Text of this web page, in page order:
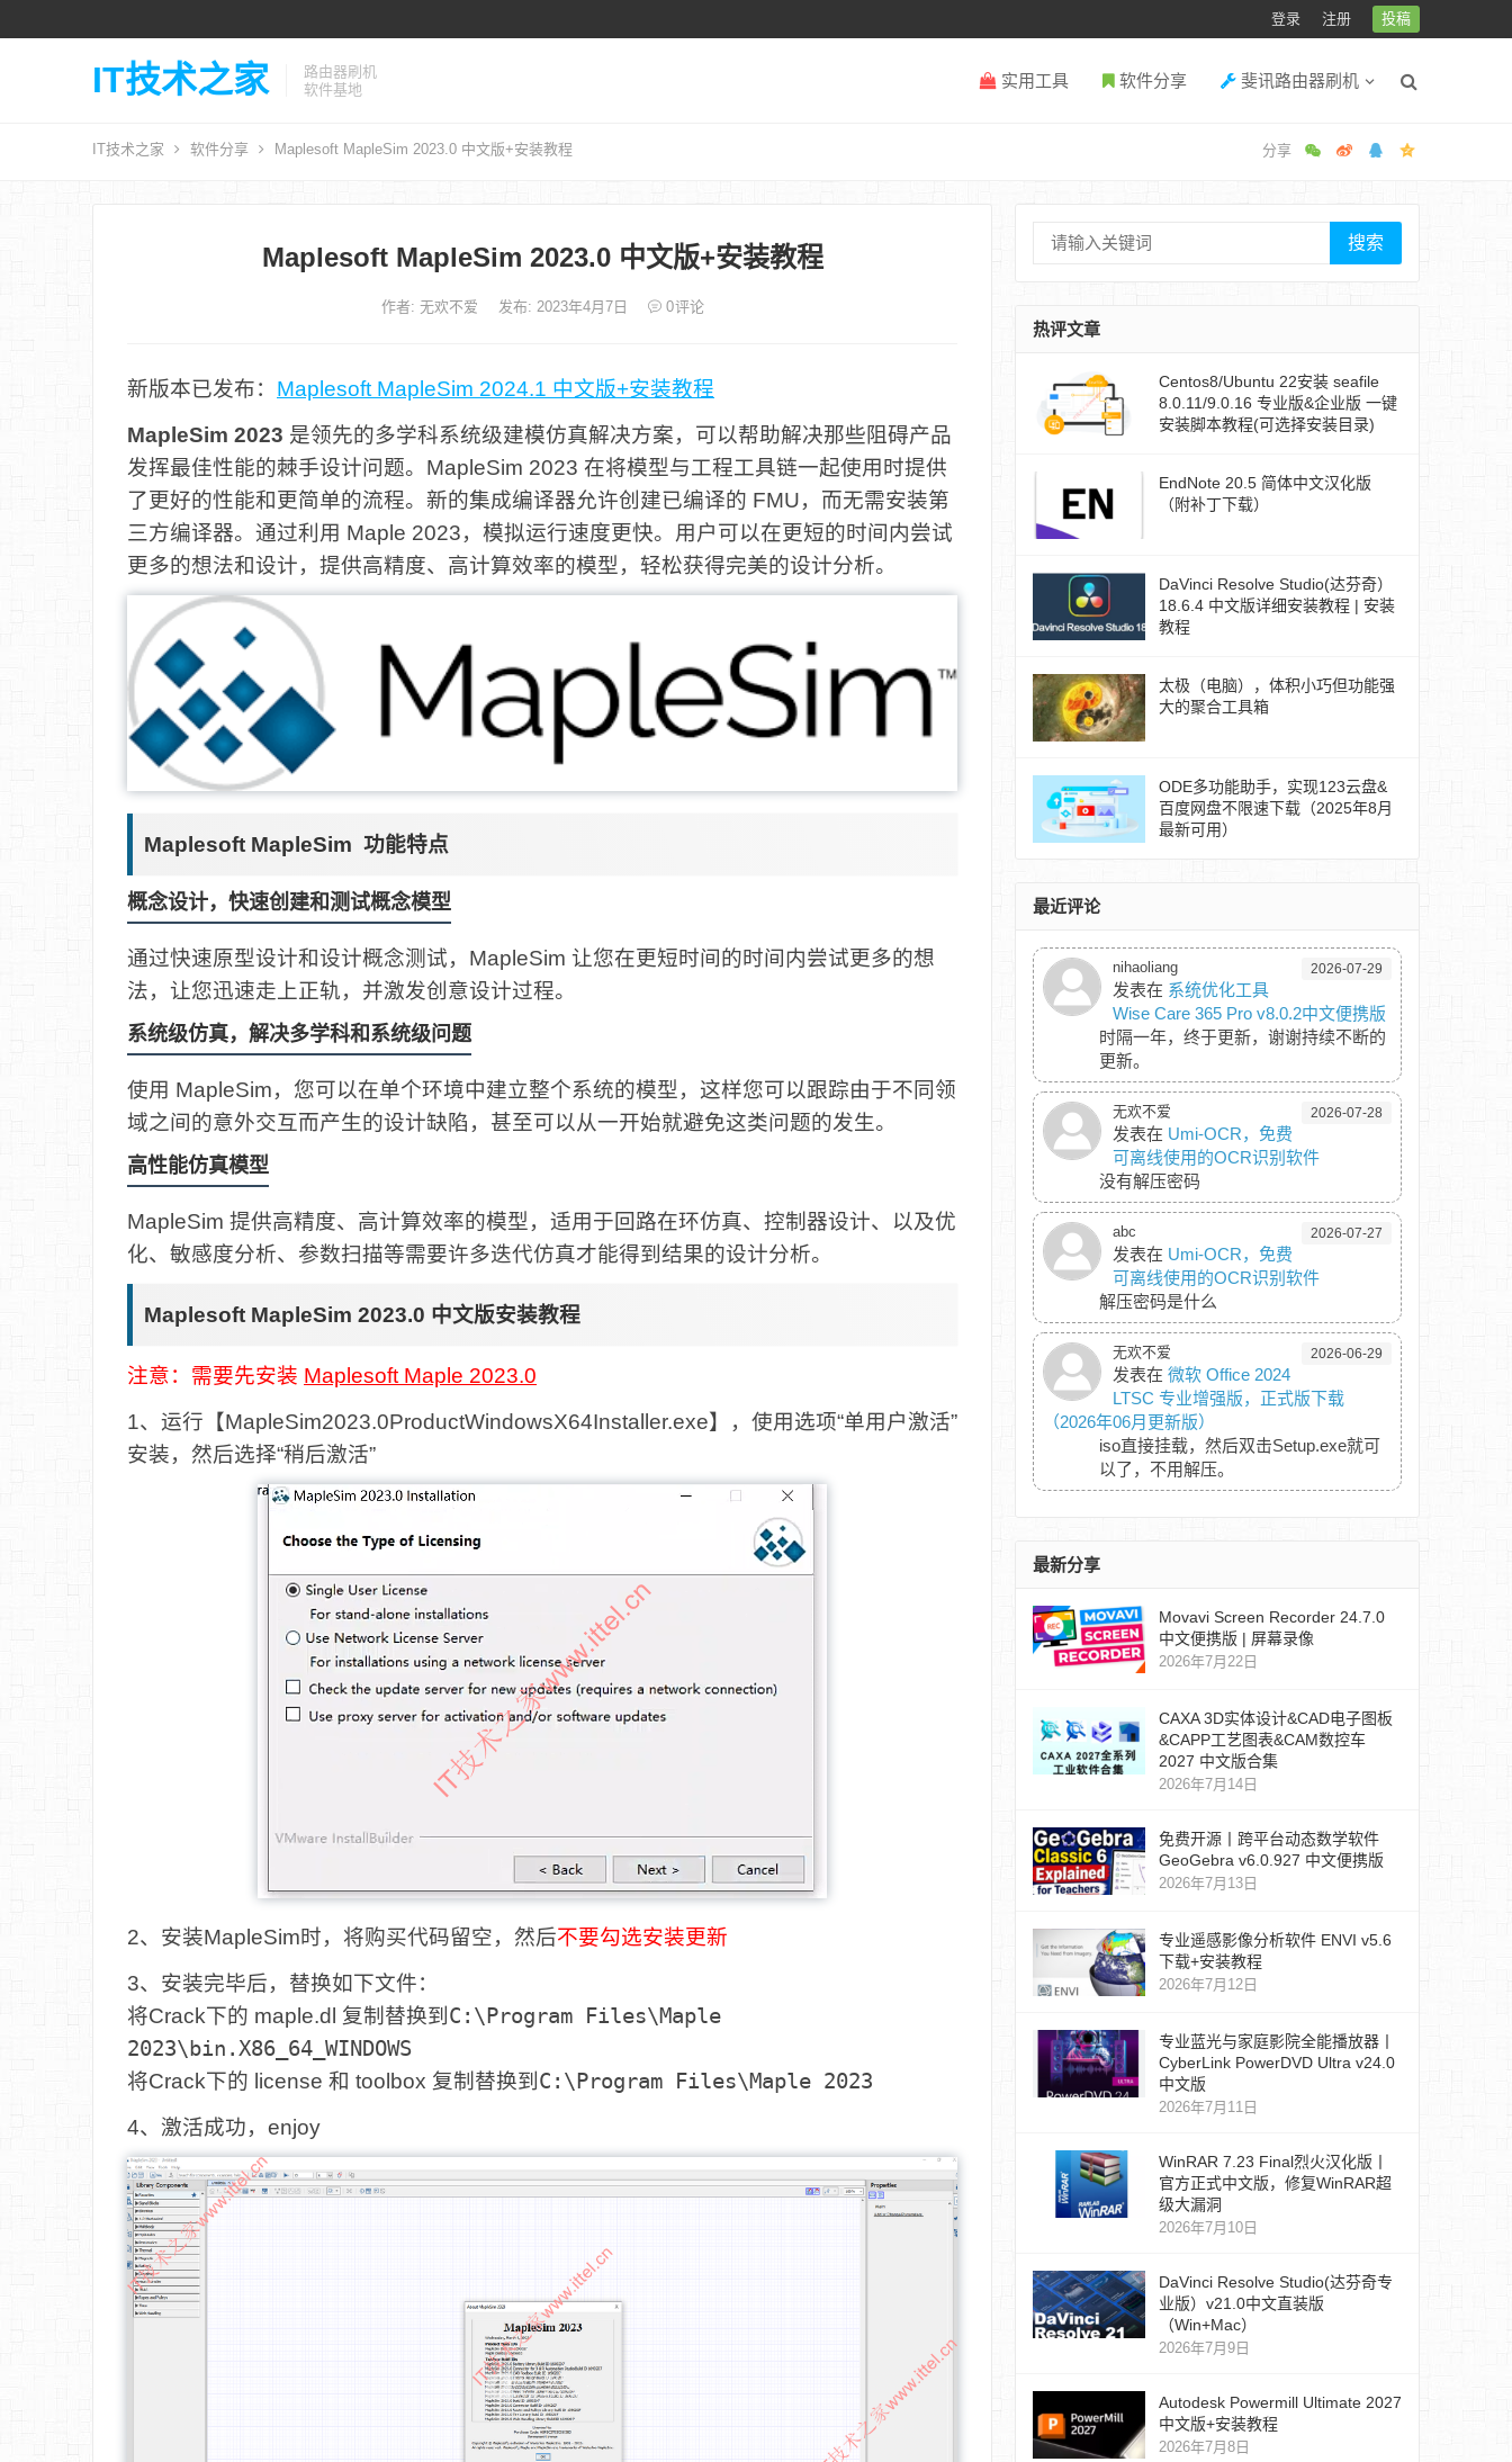
登录 注册 投稿
IT技术之家
路由器刷机
软件基地
实用工具 软件分享 斐讯路由器刷机
IT技术之家 软件分享 Maplesoft MapleSim 2023.0 中文版+安装教程
Maplesoft MapleSim 2023.0 中文版+安装教程
作者: 无欢不爱 发布: 2023年4月7日 0评论
新版本已发布： Maplesoft MapleSim 2024.1 中文版+安装教程
MapleSim 2023 是领先的多学科系统级建模仿真解决方案，可以帮助解决那些阻碍产品
发挥最佳性能的棘手设计问题。MapleSim 2023 在将模型与工程工具链一起使用时提供
了更好的性能和更简单的流程。新的集成编译器允许创建已编译的 FMU，而无需安装第
三方编译器。通过利用 Maple 2023，模拟运行速度更快。用户可以在更短的时间内尝试
更多的想法和设计，提供高精度、高计算效率的模型，轻松获得完美的设计分析。
Maplesoft MapleSim 功能特点
概念设计，快速创建和测试概念模型
通过快速原型设计和设计概念测试，MapleSim 让您在更短时间的时间内尝试更多的想
法，让您迅速走上正轨，并激发创意设计过程。
系统级仿真，解决多学科和系统级问题
使用 MapleSim，您可以在单个环境中建立整个系统的模型，这样您可以跟踪由于不同领
域之间的意外交互而产生的设计缺陷，甚至可以从一开始就避免这类问题的发生。
高性能仿真模型
MapleSim 提供高精度、高计算效率的模型，适用于回路在环仿真、控制器设计、以及优
化、敏感度分析、参数扫描等需要许多迭代仿真才能得到结果的设计分析。
Maplesoft MapleSim 2023.0 中文版安装教程
注意：需要先安装 Maplesoft Maple 2023.0
1、运行【MapleSim2023.0ProductWindowsX64Installer.exe】，使用选项“单用户激活”
安装，然后选择“稍后激活”
2、安装MapleSim时，将购买代码留空，然后不要勾选安装更新
3、安装完毕后，替换如下文件：
将Crack下的 maple.dl 复制替换到 C:\Program Files\Maple
2023\bin.X86_64_WINDOWS
将Crack下的 license 和 toolbox 复制替换到 C:\Program Files\Maple 2023
4、激活成功，enjoy
搜索
热评文章
Centos8/Ubuntu 22安装 seafile
8.0.11/9.0.16 专业版&企业版 一键
安装脚本教程(可选择安装目录)
EndNote 20.5 简体中文汉化版
（附补丁下载）
DaVinci Resolve Studio(达芬奇）
18.6.4 中文版详细安装教程 | 安装
教程
太极（电脑），体积小巧但功能强
大的聚合工具箱
ODE多功能助手，实现123云盘&
百度网盘不限速下载（2025年8月
最新可用）
最近评论
nihaoliang 2026-07-29
发表在 系统优化工具
Wise Care 365 Pro v8.0.2中文便携版
时隔一年，终于更新，谢谢持续不断的
更新。
无欢不爱 2026-07-28
发表在 Umi-OCR，免费
可离线使用的OCR识别软件
没有解压密码
abc 2026-07-27
发表在 Umi-OCR，免费
可离线使用的OCR识别软件
解压密码是什么
无欢不爱 2026-06-29
发表在 微软 Office 2024
LTSC 专业增强版，正式版下载
（2026年06月更新版）
iso直接挂载，然后双击Setup.exe就可
以了，不用解压。
最新分享
Movavi Screen Recorder 24.7.0
中文便携版 | 屏幕录像
2026年7月22日
CAXA 3D实体设计&CAD电子图板
&CAPP工艺图表&CAM数控车
2027 中文版合集
2026年7月14日
免费开源丨跨平台动态数学软件
GeoGebra v6.0.927 中文便携版
2026年7月13日
专业遥感影像分析软件 ENVI v5.6
下载+安装教程
2026年7月12日
专业蓝光与家庭影院全能播放器丨
CyberLink PowerDVD Ultra v24.0
中文版
2026年7月11日
WinRAR 7.23 Final烈火汉化版丨
官方正式中文版，修复WinRAR超
级大漏洞
2026年7月10日
DaVinci Resolve Studio(达芬奇专
业版）v21.0中文直装版
（Win+Mac）
2026年7月9日
Autodesk Powermill Ultimate 2027
中文版+安装教程
2026年7月8日